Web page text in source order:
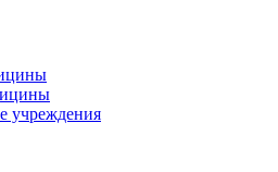
учреждения